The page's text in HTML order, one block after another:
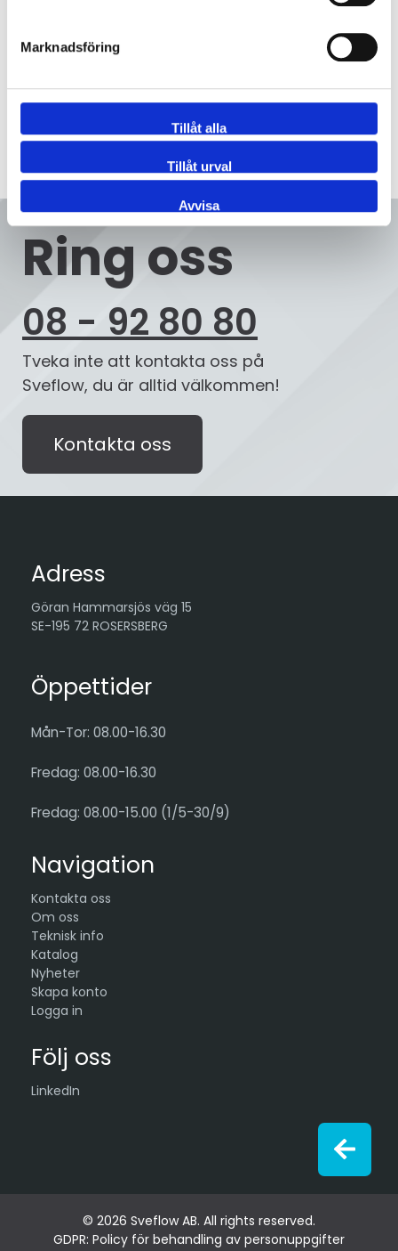
Marknadsföring
Tillåt alla
Tillåt urval
Avvisa
Kona konc TC/svets
Ring oss
08 - 92 80 80
Tveka inte att kontakta oss på
Sveflow, du är alltid välkommen!
Kontakta oss
Adress
Göran Hammarsjös väg 15
SE-195 72 ROSERSBERG
Öppettider
Mån-Tor: 08.00-16.30
Fredag: 08.00-16.30
Fredag: 08.00-15.00 (1/5-30/9)
Navigation
Kontakta oss
Om oss
Teknisk info
Katalog
Nyheter
Skapa konto
Logga in
Följ oss
LinkedIn
© 2026 Sveflow AB. All rights reserved.
GDPR: Policy för behandling av personuppgifter